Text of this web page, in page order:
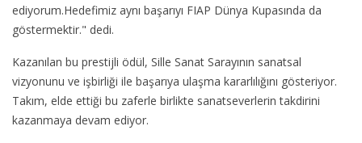
ediyorum.Hedefimiz aynı başarıyı FIAP Dünya Kupasında da
göstermektir." dedi.
Kazanılan bu prestijli ödül, Sille Sanat Sarayının sanatsal
vizyonunu ve işbirliği ile başarıya ulaşma kararlılığını gösteriyor.
Takım, elde ettiği bu zaferle birlikte sanatseverlerin takdirini
kazanmaya devam ediyor.